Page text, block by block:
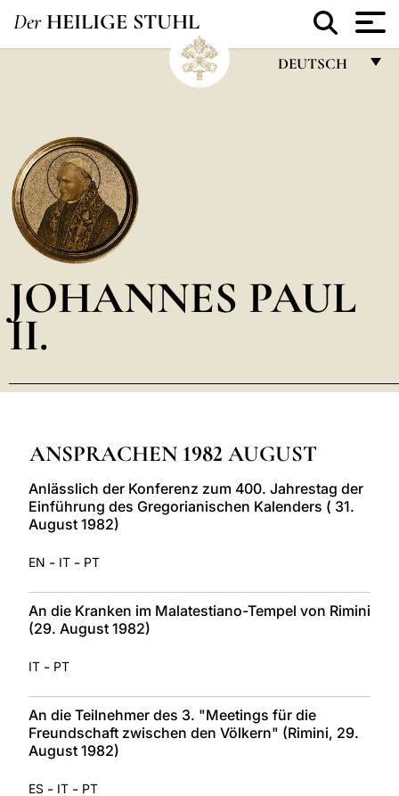
Der HEILIGE STUHL
DEUTSCH
POLSKI
JOHANNES PAUL
II.
ANSPRACHEN 1982 AUGUST
Anlässlich der Konferenz zum 400. Jahrestag der
Einführung des Gregorianischen Kalenders ( 31.
August 1982)
EN - IT - PT
An die Kranken im Malatestiano-Tempel von Rimini
(29. August 1982)
IT - PT
An die Teilnehmer des 3. "Meetings für die
Freundschaft zwischen den Völkern" (Rimini, 29.
August 1982)
ES - IT - PT